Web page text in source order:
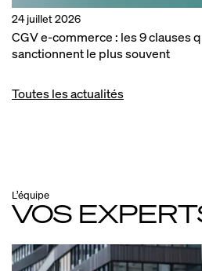
24 juillet 2026
CGV e-commerce : les 9 clauses
sanctionnent le plus souvent
Toutes les actualités
L’équipe
VOS